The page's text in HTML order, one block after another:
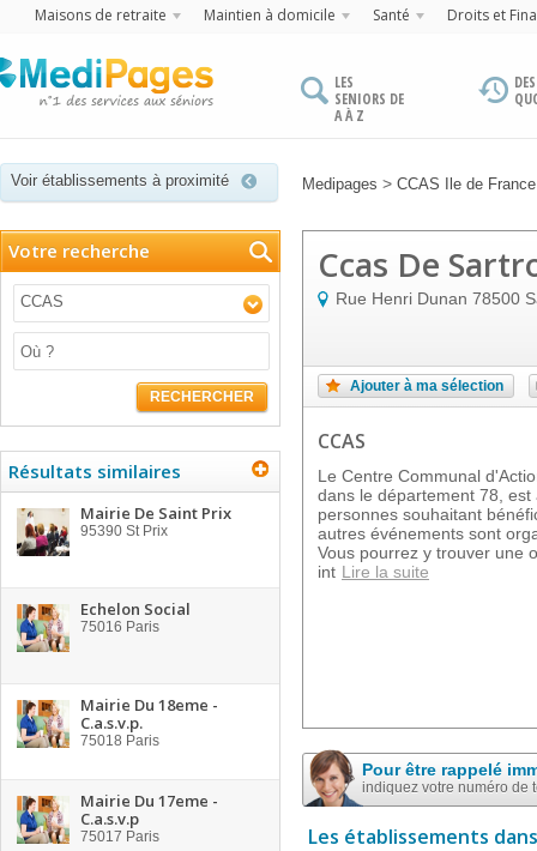
Maisons de retraite Maintien à domicile Santé Droits et
LES
SENIORS DE
A À Z
Voir établissements à proximité Medipages > CCAS Ile de France
Votre recherche
CCAS
RECHERCHER
Résultats similaires
Mairie De Saint Prix
95390 St Prix
Echelon Social
75016 Paris
Mairie Du 18eme -
C.a.s.v.p.
75018 Paris
Mairie Du 17eme -
C.a.s.v.p
75017 Paris
Ccas De
Rue Henri Dunan 78500
Ajouter à ma sélection
CCAS
Le Centre Communal
dans le département 78,
personnes souhaitant
autres événements sont
Vous pourrez y trouver une
int Lire la suite
Pour être rappelé
indiquez votre numéro de
Les établissements